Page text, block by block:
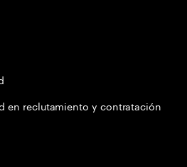
en reclutamiento y contratación